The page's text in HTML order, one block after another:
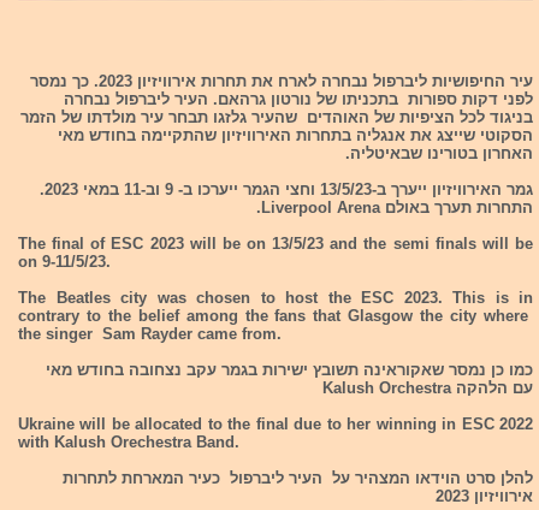
עיר החיפושיות ליברפול נבחרה לארח את תחרות אירוויזיון 2023. כך נמסר
לפני דקות ספורות בתכניתו של נורטון גרהאם. העיר ליברפול נבחרה
בניגוד לכל הציפיות של האוהדים שהעיר גלזגו תבחר עיר מולדתו של הזמר
הסקוטי שייצג את אנגליה בתחרות האירוויזיון שהתקיימה בחודש מאי
האחרון בטורינו שבאיטליה.
גמר האירוויזיון ייערך ב-13/5/23 וחצי הגמר ייערכו ב- 9 וב-11 במאי 2023.
התחרות תערך באולם Liverpool Arena.
The final of ESC 2023 will be on 13/5/23 and the semi finals will be
on 9-11/5/23.
The Beatles city was chosen to host the ESC 2023. This is in
contrary to the belief among the fans that Glasgow the city where
the singer Sam Rayder came from.
כמו כן נמסר שאקוראינה תשובץ ישירות בגמר עקב נצחובה בחודש מאי
עם הלהקה Kalush Orchestra
Ukraine will be allocated to the final due to her winning in ESC 2022
with Kalush Orechestra Band.
להלן סרט הוידאו המצהיר על העיר ליברפול כעיר המארחת לתחרות
אירוויזיון 2023